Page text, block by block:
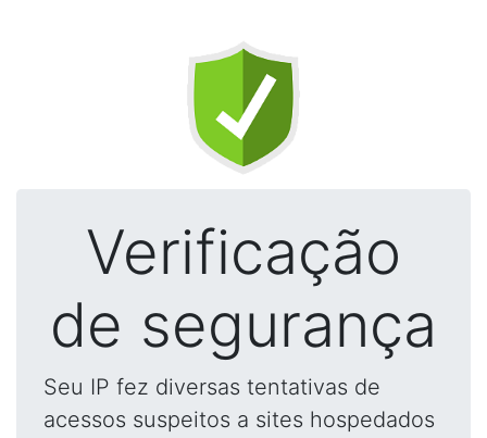
Verificação
de segurança
Seu IP fez diversas tentativas de
acessos suspeitos a sites hospedados